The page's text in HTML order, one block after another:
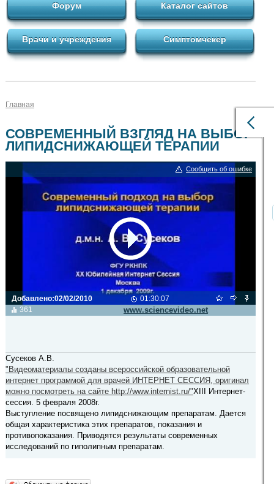
Форум Каталог сайтов
Врачи и учреждения Симптомчекер
Главная
СОВРЕМЕННЫЙ ВЗГЛЯД НА ВЫБОР
ЛИПИДСНИЖАЮЩЕЙ ТЕРАПИИ
Сообщить об ошибке
Добавлено:02/02/2010
361
01:30:07
Видео транслируется с сайта www.sciencevideo.net
Сусеков А.В.
"Видеоматериалы созданы всероссийской образовательной
интернет программой для врачей ИНТЕРНЕТ СЕССИЯ, оригинал
можно посмотреть на сайте http://www.internist.ru/"XIII Интернет-
сессия. 5 февраля 2008г.
Выступление посвящено липидснижающим препаратам. Дается
общая характеристика этих препаратов, показания и
противопоказания. Приводятся результаты современных
исследований по гиполипным препаратам.